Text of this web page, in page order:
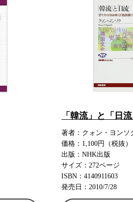
「韓流」と「日流
著者：クォン・ヨンソ
価格：1,100円（税抜）
出版：NHK出版
サイズ：272ページ
ISBN：4140911603
発売日：2010/7/28